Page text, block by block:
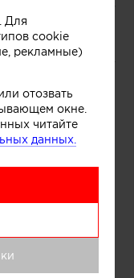
упрощает
означает
питьевая
без
пробки: его
на месте
продетое
стеклянных
Для
cookie
рекламные)
отозвать
окне.
читайте
данных.